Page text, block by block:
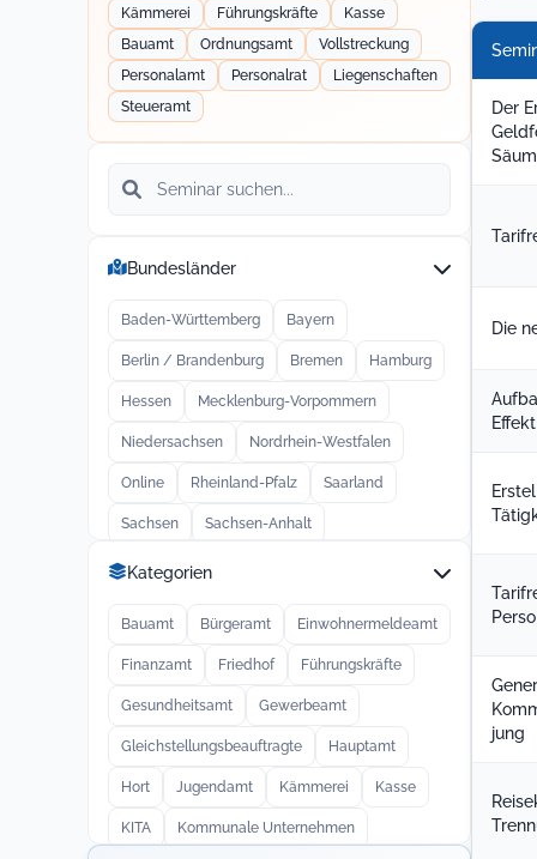
Kämmerei Führungskräfte
Kasse
Bauamt
Ordnungsamt
Vollstreckung
Personalamt
Personalrat
Liegenschaften
Steueramt
Seminar
suchen
Bundesländer
Baden-Württemberg Bayern
Berlin / Brandenburg Bremen Hamburg
Hessen Mecklenburg-Vorpommern
Niedersachsen Nordrhein-Westfalen
Online Rheinland-Pfalz Saarland
Sachsen Sachsen-Anhalt
Schleswig-Holstein
Kategorien
Bauamt Bürgeramt Einwohnermeldeamt
Finanzamt Friedhof Führungskräfte
Gesundheitsamt Gewerbeamt
Gleichstellungsbeauftragte Hauptamt
Hort Jugendamt Kämmerei Kasse
KITA Kommunale Unternehmen
Der
Die
jung